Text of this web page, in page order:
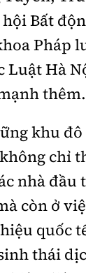
Bất
Pháp
Luật Hà
thêm.
khu
chỉ
nhà đầu
còn ở
quốc
thái